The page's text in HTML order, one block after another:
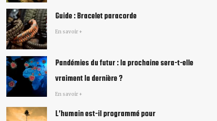
Guide : Bracelet paracorde
En savoir +
Pandémies du futur : la prochaine sera-t-elle
vraiment la dernière ?
En savoir +
L’humain est-il programmé pour